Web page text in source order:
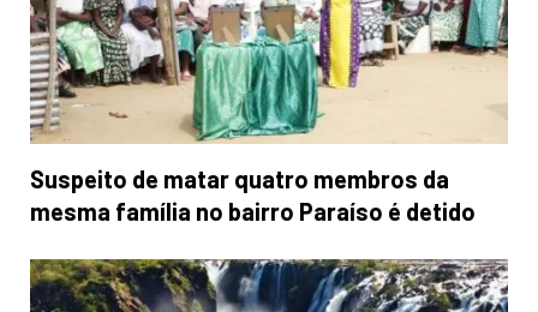
Suspeito de matar quatro membros da
mesma família no bairro Paraíso é detido